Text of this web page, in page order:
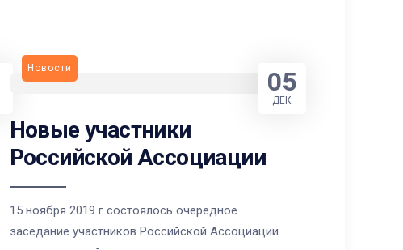
Новости
Новые участники
Российской Ассоциации
15 ноября 2019 г состоялось очередное
заседание участников Российской Ассоциации
05
ДЕК